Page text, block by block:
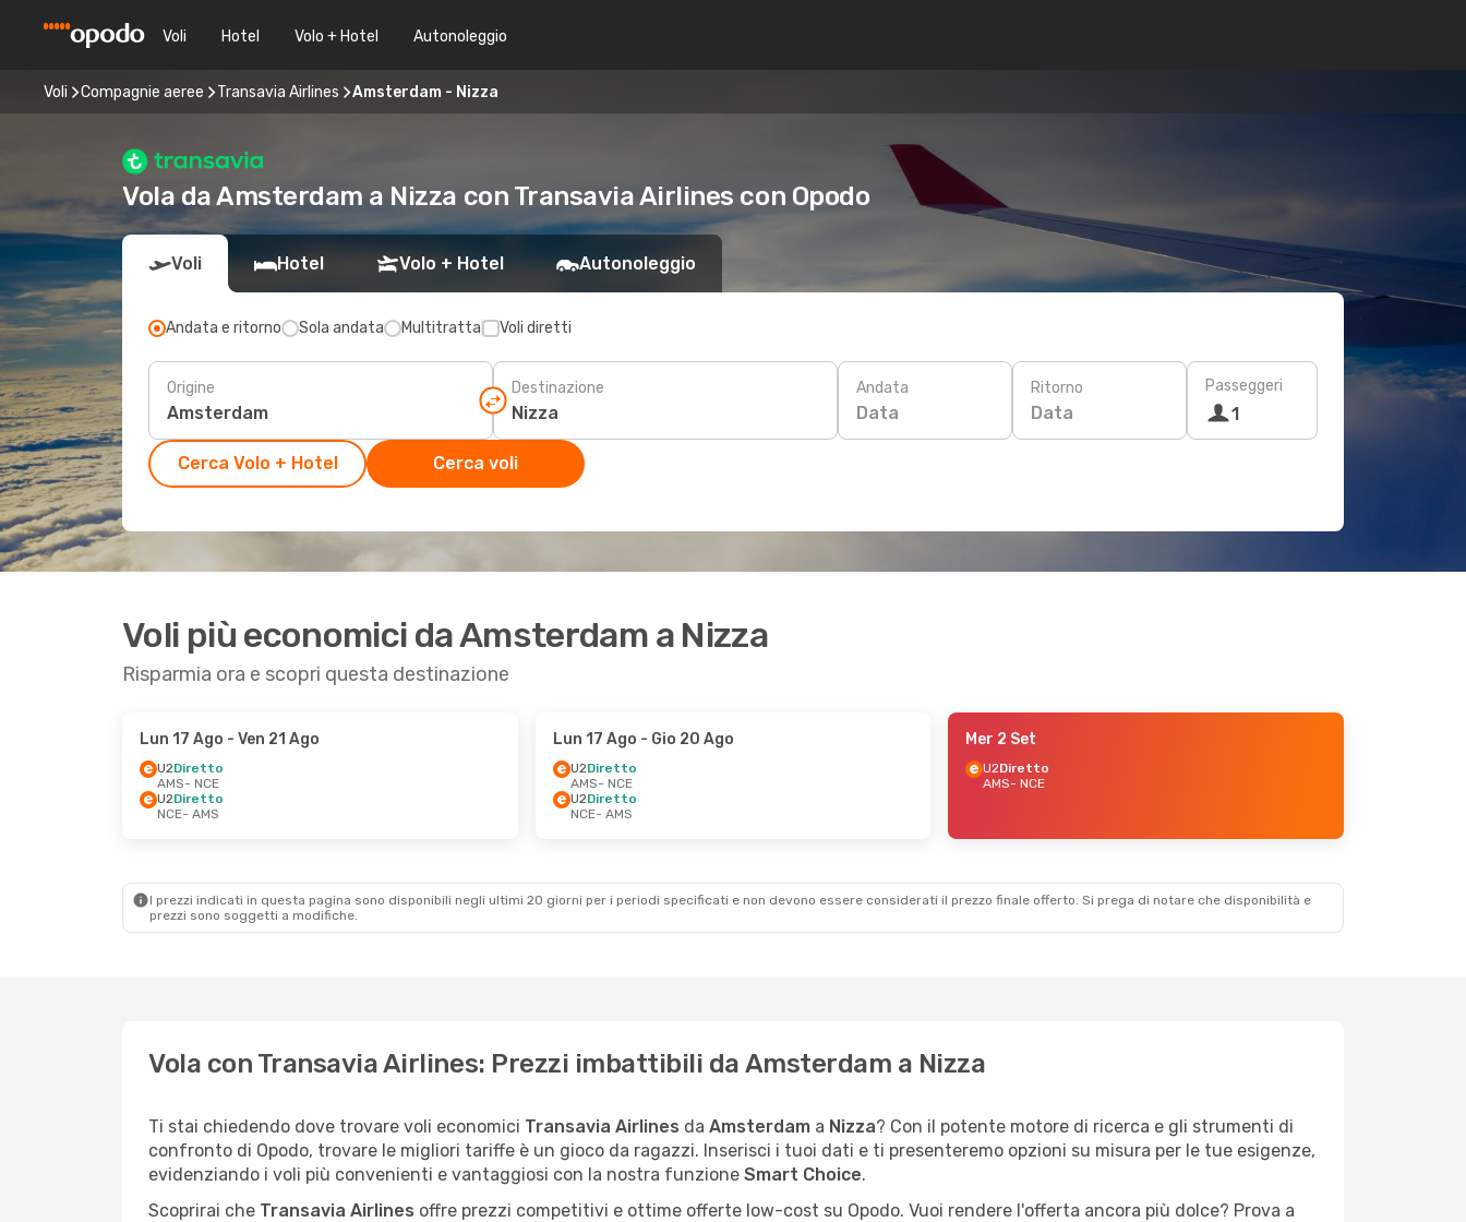
Voli Hotel Volo + Hotel Autonoleggio
Voli Compagnie aeree Transavia Airlines Amsterdam - Nizza
Vola da Amsterdam a Nizza con Transavia Airlines con Opodo
Voli Hotel Volo + Hotel Autonoleggio
Andata e ritorno Sola andata Multitratta Voli diretti
Origine Destinazione Andata
Data
Ritorno
Data
Passeggeri
1
Cerca Volo + Hotel Cerca voli
Voli più economici da Amsterdam a Nizza
Risparmia ora e scopri questa destinazione
Lun 17 Ago - Ven 21 Ago
U2Diretto
AMS- NCE
U2Diretto
NCE- AMS
Lun 17 Ago - Gio 20 Ago
U2Diretto
AMS- NCE
U2Diretto
NCE- AMS
Mer 2 Set
U2Diretto
AMS- NCE
I prezzi indicati in questa pagina sono disponibili negli ultimi 20 giorni per i periodi specificati e non devono essere considerati il ​​prezzo finale offerto. Si prega di notare che disponibilità e
prezzi sono soggetti a modifiche.
Vola con Transavia Airlines: Prezzi imbattibili da Amsterdam a Nizza
Ti stai chiedendo dove trovare voli economici Transavia Airlines da Amsterdam a Nizza? Con il potente motore di ricerca e gli strumenti di
confronto di Opodo, trovare le migliori tariffe è un gioco da ragazzi. Inserisci i tuoi dati e ti presenteremo opzioni su misura per le tue esigenze,
evidenziando i voli più convenienti e vantaggiosi con la nostra funzione Smart Choice.
Scoprirai che Transavia Airlines offre prezzi competitivi e ottime offerte low-cost su Opodo. Vuoi rendere l'offerta ancora più dolce? Prova a